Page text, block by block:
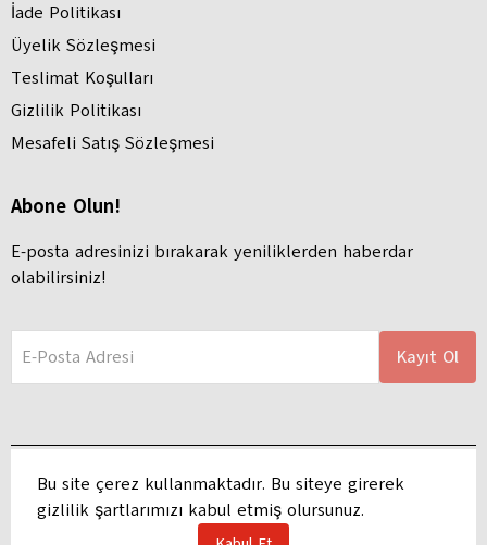
Bu site çerez kullanmaktadır. Bu siteye girerek
gizlilik şartlarımızı kabul etmiş olursunuz.
İade Politikası
Üyelik Sözleşmesi
Teslimat Koşulları
Gizlilik Politikası
Mesafeli Satış Sözleşmesi
Abone Olun!
E-posta adresinizi bırakarak yeniliklerden haberdar
olabilirsiniz!
E-Posta Adresi Kayıt Ol
Adres: Hacı Hasanlı, Ayhan Kılıç Apartmanı, Atatürk Blv. 127 B, 68100
Aksaray Merkez/Aksaray | Copyright 2025 Haluk Kırtasiye